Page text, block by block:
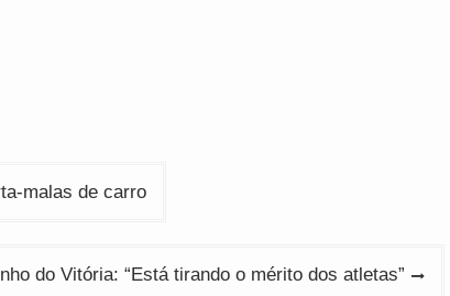
malas de carro
do Vitória: “Está tirando o mérito dos atletas”